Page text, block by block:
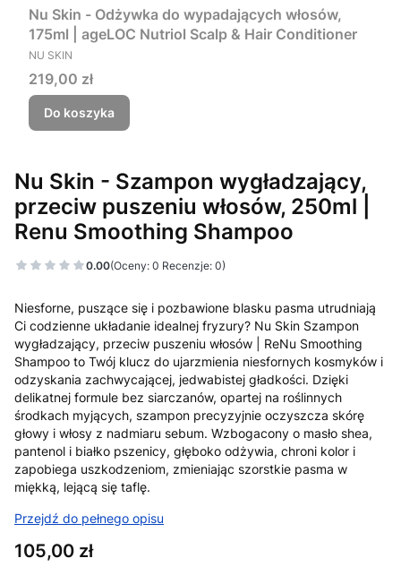
Nu Skin - Odżywka do wypadających włosów,
175ml | ageLOC Nutriol Scalp & Hair Conditioner
PRODUCENT
NU SKIN
Cena
219,00 zł
Do koszyka
Nu Skin - Szampon wygładzający,
przeciw puszeniu włosów, 250ml |
Renu Smoothing Shampoo
0.00(Oceny: 0 Recenzje: 0)
Niesforne, puszące się i pozbawione blasku pasma utrudniają
Ci codzienne układanie idealnej fryzury? Nu Skin Szampon
wygładzający, przeciw puszeniu włosów | ReNu Smoothing
Shampoo to Twój klucz do ujarzmienia niesfornych kosmyków i
odzyskania zachwycającej, jedwabistej gładkości. Dzięki
delikatnej formule bez siarczanów, opartej na roślinnych
środkach myjących, szampon precyzyjnie oczyszcza skórę
głowy i włosy z nadmiaru sebum. Wzbogacony o masło shea,
pantenol i białko pszenicy, głęboko odżywia, chroni kolor i
zapobiega uszkodzeniom, zmieniając szorstkie pasma w
miękką, lejącą się taflę.
Przejdź do pełnego opisu
Cena
105,00 zł